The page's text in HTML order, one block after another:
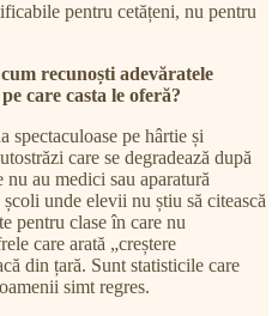
pentru cetățeni, nu pentru
recunoști adevăratele
care casta le oferă?
spectaculoase pe hârtie și
care se degradează după
au medici sau aparatură
unde elevii nu știu să citească
pentru clase în care nu
care arată „creștere
din țară. Sunt statisticile care
simt regres.